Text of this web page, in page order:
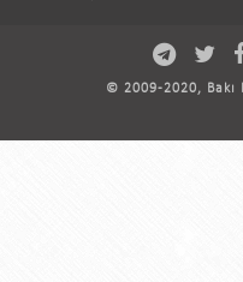
© 2009-2020,